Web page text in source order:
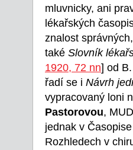
mluvnicky, ani
lékařských
znalost
také Slovník
1920, 72 nn] od
řadí se i Návrh
vypracovaný loni
Pastorovou,
jednak v
Rozhledech v